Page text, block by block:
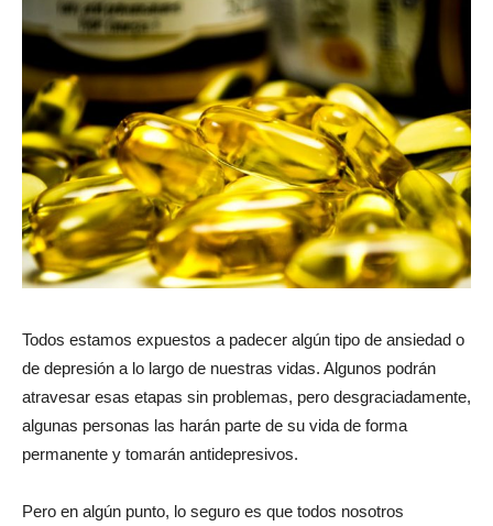
Todos estamos expuestos a padecer algún tipo de ansiedad o
de depresión a lo largo de nuestras vidas. Algunos podrán
atravesar esas etapas sin problemas, pero desgraciadamente,
algunas personas las harán parte de su vida de forma
permanente y tomarán antidepresivos.
Pero en algún punto, lo seguro es que todos nosotros